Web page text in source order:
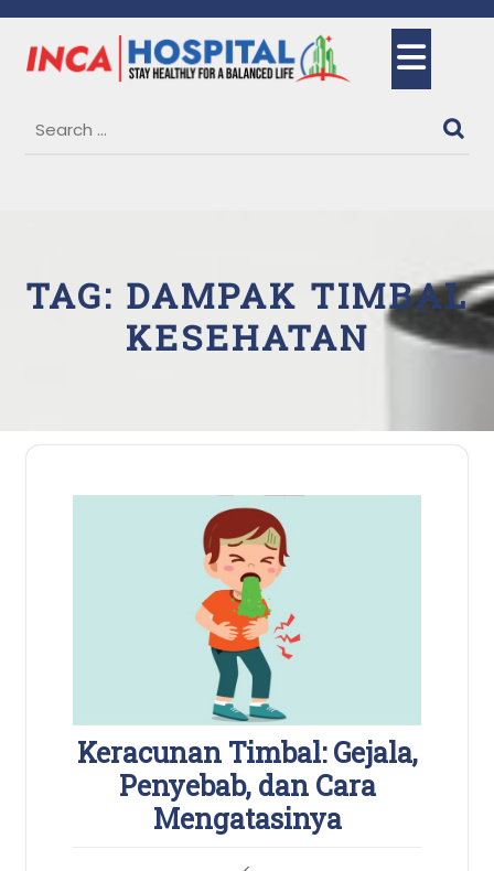
content
TAG: DAMPAK TIMBAL
KESEHATAN
Keracunan Timbal: Gejala,
Penyebab, dan Cara
Mengatasinya